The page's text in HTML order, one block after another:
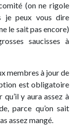
(on ne rigole
je peux vous dire
le sait pas encore)
saucisses à
membres à jour de
est obligatoire
qu’il y aura assez à
parce qu’on sait
assez mangé.